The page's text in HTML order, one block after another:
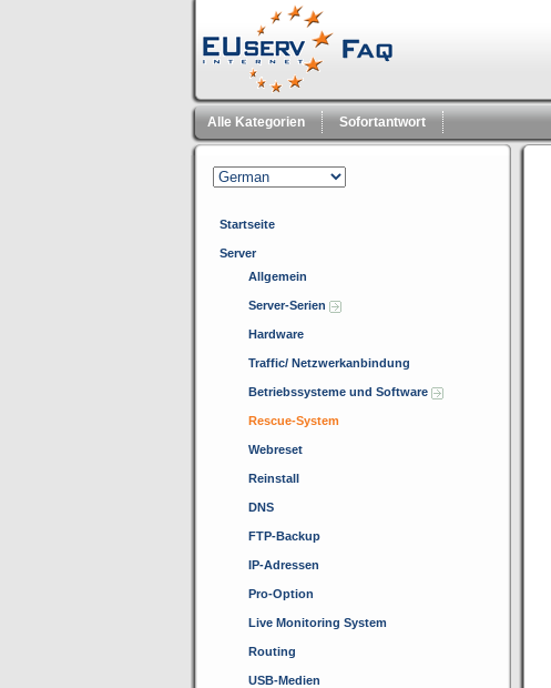
Alle Kategorien Sofortantwort
Startseite
Server
Allgemein
Server-Serien
Hardware
Traffic/ Netzwerkanbindung
Betriebssysteme und Software
Rescue-System
Webreset
Reinstall
DNS
FTP-Backup
IP-Adressen
Pro-Option
Live Monitoring System
Routing
USB-Medien